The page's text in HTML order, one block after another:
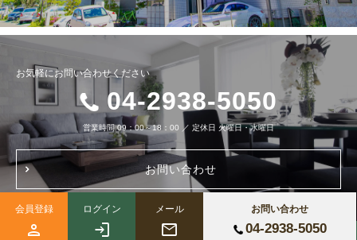
会員登録 ログイン メール お問い合わせ
04-2938-5050
お気軽にお問い合わせください
04-2938-5050
営業時間 09：00～18：00 ／ 定休日 火曜日・水曜日
お問い合わせ
Copyright (c) 株式会社ブルーノートホーム All Right Reserved.